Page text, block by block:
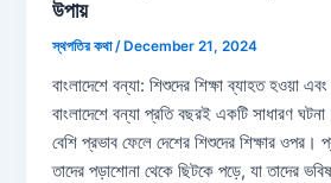
উপায়
স্থপতির কথা/ December 21, 2024
বাংলাদেশে বন্যা: শিশুদের শিক্ষা ব্যাহত হওয়া
বাংলাদেশে বন্যা প্রতি বছরই একটি সাধারণ
বেশি প্রভাব ফেলে দেশের শিশুদের শিক্ষার ওপর।
তাদের পড়াশোনা থেকে ছিটকে পড়ে, যা তাদের